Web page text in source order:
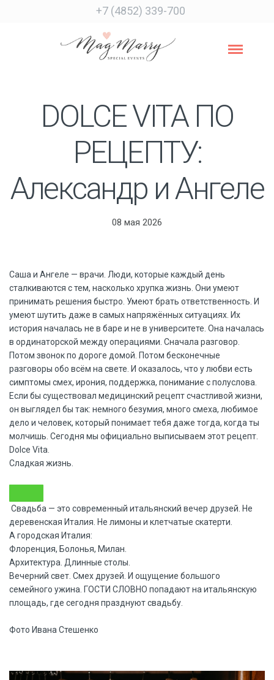
+7 (4852) 339-700
DOLCE VITA ПО
РЕЦЕПТУ:
Александр и Ангеле
08 мая 2026
Саша и Ангеле — врачи. Люди, которые каждый день
сталкиваются с тем, насколько хрупка жизнь. Они умеют
принимать решения быстро. Умеют брать ответственность. И
умеют шутить даже в самых напряжённых ситуациях. Их
история началась не в баре и не в университете. Она началась
в ординаторской между операциями. Сначала разговор.
Потом звонок по дороге домой. Потом бесконечные
разговоры обо всём на свете. И оказалось, что у любви есть
симптомы смех, ирония, поддержка, понимание с полуслова.
Если бы существовал медицинский рецепт счастливой жизни,
он выглядел бы так: немного безумия, много смеха, любимое
дело и человек, который понимает тебя даже тогда, когда ты
молчишь. Сегодня мы официально выписываем этот рецепт.
Dolce Vita.
Сладкая жизнь.
Свадьба — это современный итальянский вечер друзей. Не
деревенская Италия. Не лимоны и клетчатые скатерти.
А городская Италия:
Флоренция, Болонья, Милан.
Архитектура. Длинные столы.
Вечерний свет. Смех друзей. И ощущение большого
семейного ужина. ГОСТИ СЛОВНО попадают на итальянскую
площадь, где сегодня празднуют свадьбу.
Фото Ивана Стешенко